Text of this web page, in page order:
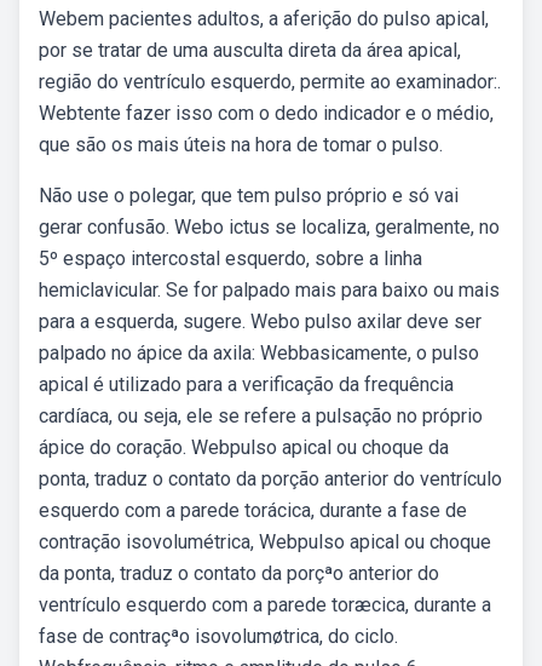
Webem pacientes adultos, a aferição do pulso apical,
por se tratar de uma ausculta direta da área apical,
região do ventrículo esquerdo, permite ao examinador:.
Webtente fazer isso com o dedo indicador e o médio,
que são os mais úteis na hora de tomar o pulso.
Não use o polegar, que tem pulso próprio e só vai
gerar confusão. Webo ictus se localiza, geralmente, no
5º espaço intercostal esquerdo, sobre a linha
hemiclavicular. Se for palpado mais para baixo ou mais
para a esquerda, sugere. Webo pulso axilar deve ser
palpado no ápice da axila: Webbasicamente, o pulso
apical é utilizado para a verificação da frequência
cardíaca, ou seja, ele se refere a pulsação no próprio
ápice do coração. Webpulso apical ou choque da
ponta, traduz o contato da porção anterior do ventrículo
esquerdo com a parede torácica, durante a fase de
contração isovolumétrica, Webpulso apical ou choque
da ponta, traduz o contato da porçªo anterior do
ventrículo esquerdo com a parede toræcica, durante a
fase de contraçªo isovolumøtrica, do ciclo.